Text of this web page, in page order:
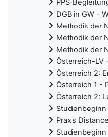
PPS-
DGB in GW -
Methodik der
Methodik der
Methodik der
Österreich-LV
Österreich 2:
Österreich 1 -
Österreich 2:
Studienbeginn
Praxis
Studienbeginn